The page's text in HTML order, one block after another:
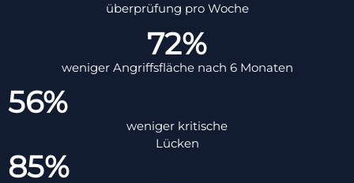
überprüfung pro Woche
72%
weniger Angriffsfläche nach 6 Monaten
56%
weniger kritische
Lücken
85%